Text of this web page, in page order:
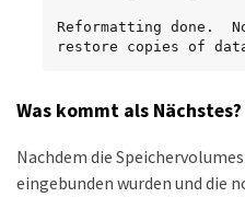
Reformatting done.
restore copies of
Was kommt als Nächstes?
Nachdem die
eingebunden wurden und die